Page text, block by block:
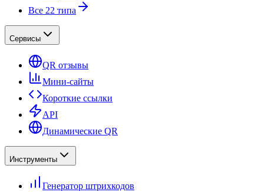
Все 22 типа
Сервисы
QR отзывы
Мини-сайты
Короткие ссылки
API
Динамические QR
Инструменты
Генератор штрихкодов